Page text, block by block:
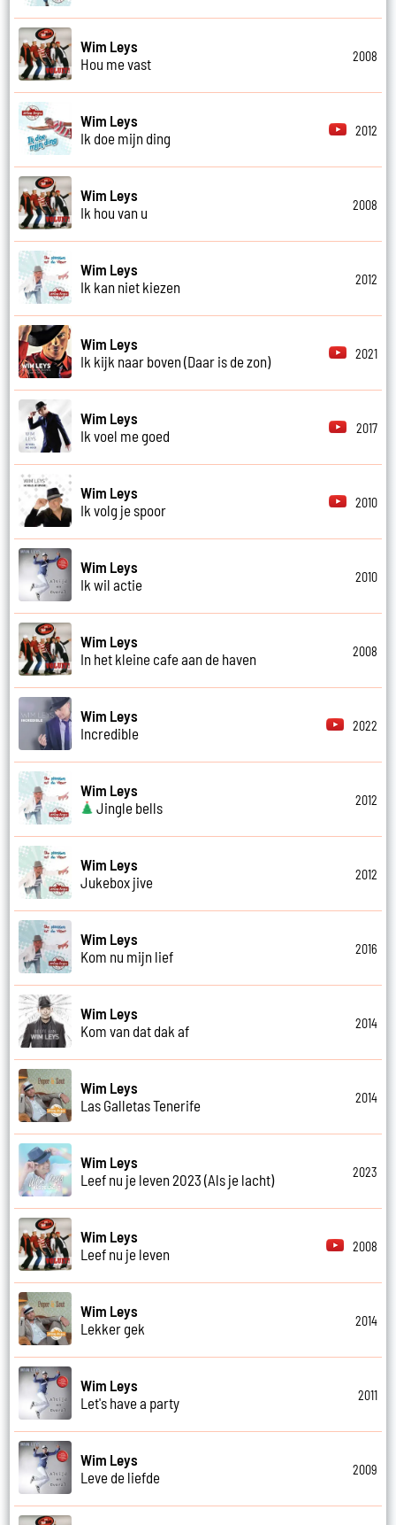
Wim Leys
Hou me vast
2008
Wim Leys
Ik doe mijn ding
2012
Wim Leys
Ik hou van u
2008
Wim Leys
Ik kan niet kiezen
2012
Wim Leys
Ik kijk naar boven (Daar is de zon)
2021
Wim Leys
Ik voel me goed
2017
Wim Leys
Ik volg je spoor
2010
Wim Leys
Ik wil actie
2010
Wim Leys
In het kleine cafe aan de haven
2008
Wim Leys
Incredible
2022
Wim Leys
Jingle bells
2012
Wim Leys
Jukebox jive
2012
Wim Leys
Kom nu mijn lief
2016
Wim Leys
Kom van dat dak af
2014
Wim Leys
Las Galletas Tenerife
2014
Wim Leys
Leef nu je leven 2023 (Als je lacht)
2023
Wim Leys
Leef nu je leven
2008
Wim Leys
Lekker gek
2014
Wim Leys
Let's have a party
2011
Wim Leys
Leve de liefde
2009